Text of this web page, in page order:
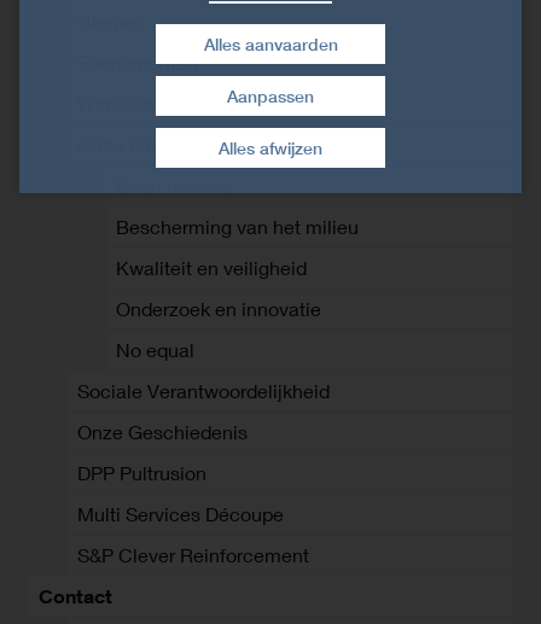
Evenementen
Werkaanbiedingen
Bescherming van het milieu
Kwaliteit en veiligheid
Onderzoek en innovatie
No equal
Sociale Verantwoordelijkheid
Onze Geschiedenis
DPP Pultrusion
Multi Services Découpe
S&P Clever Reinforcement
Contact
Alles afwijzen
Alles aanvaarden
Toestemming intrekken
Aanpassen